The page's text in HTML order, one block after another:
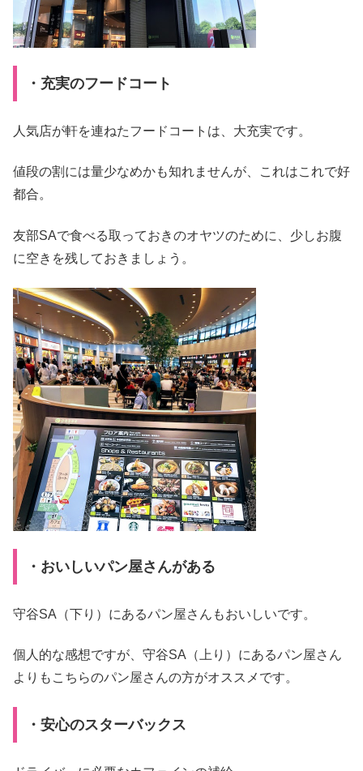
・充実のフードコート
人気店が軒を連ねたフードコートは、大充実です。
値段の割には量少なめかも知れませんが、これはこれで好
都合。
友部SAで食べる取っておきのオヤツのために、少しお腹
に空きを残しておきましょう。
・おいしいパン屋さんがある
守谷SA（下り）にあるパン屋さんもおいしいです。
個人的な感想ですが、守谷SA（上り）にあるパン屋さん
よりもこちらのパン屋さんの方がオススメです。
・安心のスターバックス